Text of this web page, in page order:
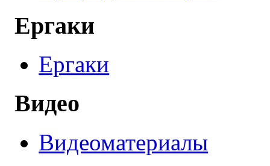
Ергаки
Ергаки
Видео
Видеоматериалы